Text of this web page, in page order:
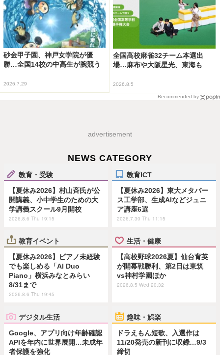
砂金甲子園、神戸女学院が優
勝…全国14校の中高生が腕競う
2026.7.29
全国高校麻雀32チーム本選出
場…麻布や大阪星光、東海も
2026.8.5
Recommended by
advertisement
NEWS CATEGORY
教育・受験
【夏休み2026】村山斉氏が公
開講義、小中学生のための大
学講義スクール9月開校
2026.8.6 Thu 19:15
教育ICT
【夏休み2026】東大メタバー
ス工学部、生成AIなどジュニ
ア講座6選
2026.7.30 Thu 11:15
教育イベント
【夏休み2026】ピアノ未経験
でも楽しめる「AI Duo
Piano」横浜みなとみらい
8/31まで
2026.8.6 Thu 19:45
生活・健康
【高校野球2026夏】仙台育英
が開幕戦勝利、第2日は東筑
vs神村学園ほか
2026.8.5 Wed 20:32
デジタル生活
Google、アプリ向け年齢確認
APIを年内に世界展開…未成年
者保護を強化
趣味・娯楽
ドラえもん短歌、入選作は
11/20発売の新刊に収録…9/3
締切